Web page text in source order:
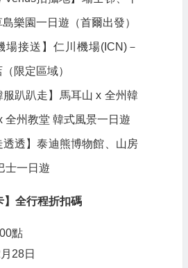
樂園一日遊（首爾出發）
場接送】仁川機場(ICN)－
限定區域）
趴趴走】馬耳山 x 全州韓
全州教堂 韓式風景一日遊
透透】泰迪熊博物館、山房
士一日遊
】全行程折扣碼
點
28日